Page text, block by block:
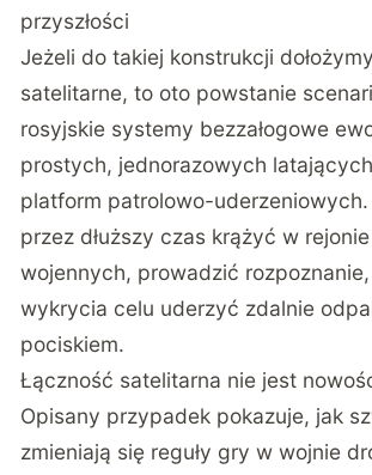
przyszłości
Jeżeli do takiej konstrukcji
satelitarne, to oto powstanie
rosyjskie systemy bezzałogowe
prostych, jednorazowych
platform patrolowo-
przez dłuższy czas krążyć w rejonie
wojennych, prowadzić
wykrycia celu uderzyć zdalnie
pociskiem.
Łączność satelitarna nie jest
Opisany przypadek pokazuje, jak
zmieniają się reguły gry w wojnie